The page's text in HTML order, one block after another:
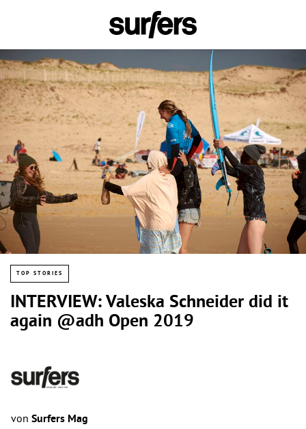
TOP STORIES
INTERVIEW: Valeska Schneider did it
again @adh Open 2019
von Surfers Mag